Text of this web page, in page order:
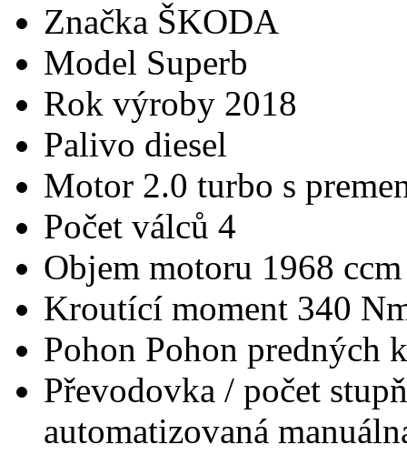
Značka ŠKODA
Model Superb
Rok výroby 2018
Palivo diesel
Motor 2.0 turbo s
Počet válců 4
Objem motoru 1968 ccm
Kroutící moment 340
Pohon Pohon predných
Převodovka / počet
automatizovaná